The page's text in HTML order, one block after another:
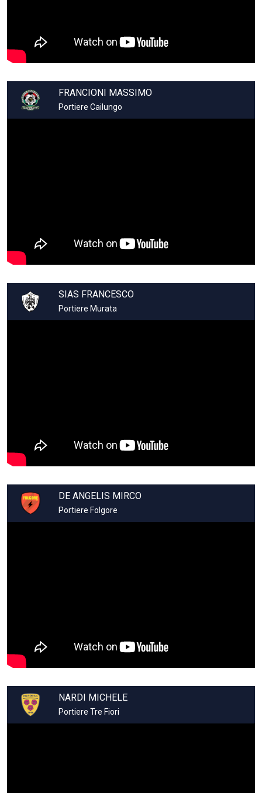
FRANCIONI MASSIMO
Portiere Cailungo
SIAS FRANCESCO
Portiere Murata
DE ANGELIS MIRCO
Portiere Folgore
NARDI MICHELE
Portiere Tre Fiori